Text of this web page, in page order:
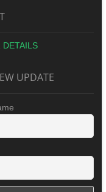
DETAILS
UPDATE